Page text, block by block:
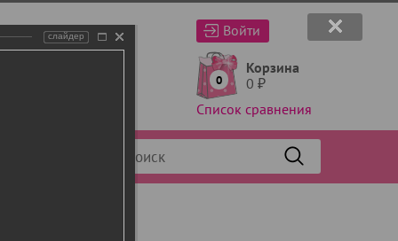
Войти
0
Корзина
0 ₽
Список сравнения
слайдер